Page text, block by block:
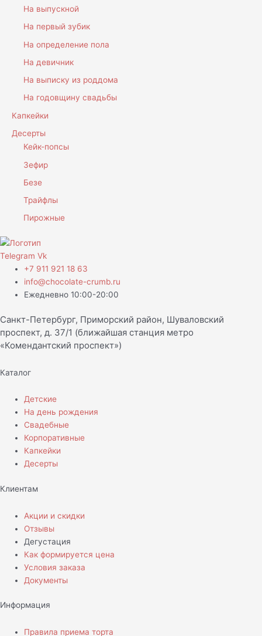
На выпускной
На первый зубик
На определение пола
На девичник
На выписку из роддома
На годовщину свадьбы
Капкейки
Десерты
Кейк-попсы
Зефир
Безе
Трайфлы
Пирожные
Telegram Vk
+7 911 921 18 63
info@chocolate-crumb.ru
Ежедневно 10:00-20:00
Санкт-Петербург, Приморский район, Шуваловский
проспект, д. 37/1 (ближайшая станция метро
«Комендантский проспект»)
Каталог
Детские
На день рождения
Свадебные
Корпоративные
Капкейки
Десерты
Клиентам
Акции и скидки
Отзывы
Дегустация
Как формируется цена
Условия заказа
Документы
Информация
Правила приема торта